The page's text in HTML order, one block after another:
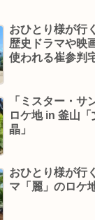
おひとり様が行
歴史ドラマや映
使われる崔参判
「ミスター・サ
ロケ地 in 釜山
晶」
おひとり様が行
マ「麗」のロケ